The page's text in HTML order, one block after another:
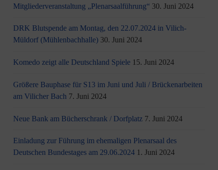
Mitgliederveranstaltung „Plenarsaalführung“ 30. Juni 2024
DRK Blutspende am Montag, den 22.07.2024 in Vilich-
Müldorf (Mühlenbachhalle) 30. Juni 2024
Komedo zeigt alle Deutschland Spiele 15. Juni 2024
Größere Bauphase für S13 im Juni und Juli / Brü­cken­ar­bei­ten
am Vi­li­cher Bach 7. Juni 2024
Neue Bank am Bücherschrank / Dorfplatz 7. Juni 2024
Einladung zur Führung im ehemaligen Plenarsaal des
Deutschen Bundestages am 29.06.2024 1. Juni 2024